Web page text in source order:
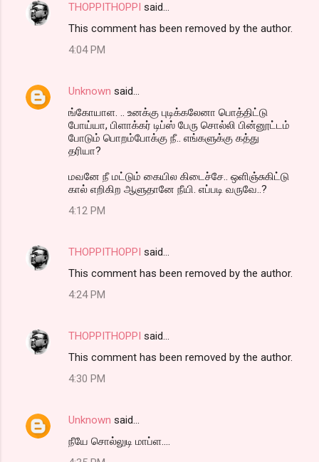
THOPPITHOPPI said…
This comment has been removed by the author.
4:04 PM
Unknown said…
ங்கோயாள. .. உனக்கு புடிக்கலேனா பொத்திட்டு
போய்யா, பிளாக்கர் டிப்ஸ் பேரு சொல்லி பின்னூட்டம்
போடும் பொறம்போக்கு நீ.. எங்களுக்கு கத்து
தரியா?
மவனே நீ மட்டும் கையில கிடைச்சே.. ஒளிஞ்சுகிட்டு
கால் எறிகிற ஆளுதானே நீயி. எப்படி வருவே..?
4:12 PM
THOPPITHOPPI said…
This comment has been removed by the author.
4:24 PM
THOPPITHOPPI said…
This comment has been removed by the author.
4:30 PM
Unknown said…
நீயே சொல்லுடி மாப்ள....